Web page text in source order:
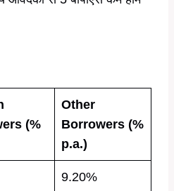
(%
Other
Borrowers (%
p.a.)
9.20%